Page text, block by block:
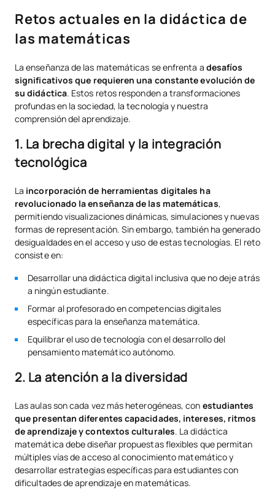
Retos actuales en la didáctica de
las matemáticas
La enseñanza de las matemáticas se enfrenta a desafíos
significativos que requieren una constante evolución de
su didáctica. Estos retos responden a transformaciones
profundas en la sociedad, la tecnología y nuestra
comprensión del aprendizaje.
1. La brecha digital y la integración
tecnológica
La incorporación de herramientas digitales ha
revolucionado la enseñanza de las matemáticas,
permitiendo visualizaciones dinámicas, simulaciones y nuevas
formas de representación. Sin embargo, también ha generado
desigualdades en el acceso y uso de estas tecnologías. El reto
consiste en:
Desarrollar una didáctica digital inclusiva que no deje atrás
a ningún estudiante.
Formar al profesorado en competencias digitales
específicas para la enseñanza matemática.
Equilibrar el uso de tecnología con el desarrollo del
pensamiento matemático autónomo.
2. La atención a la diversidad
Las aulas son cada vez más heterogéneas, con estudiantes
que presentan diferentes capacidades, intereses, ritmos
de aprendizaje y contextos culturales. La didáctica
matemática debe diseñar propuestas flexibles que permitan
múltiples vías de acceso al conocimiento matemático y
desarrollar estrategias específicas para estudiantes con
dificultades de aprendizaje en matemáticas.